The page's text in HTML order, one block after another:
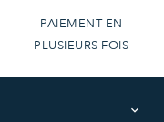
PAIEMENT EN
PLUSIEURS FOIS
keyboard_arrow_down